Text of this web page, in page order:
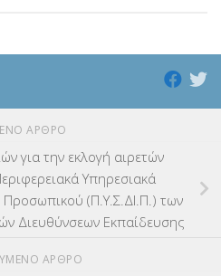
ΆΡΘΡΟ
για την εκλογή αιρετών
Υπηρεσιακά
Προσωπικού (Π.Υ.Σ.ΔΙ.Π.) των
Διευθύνσεων Εκπαίδευσης
ΆΡΘΡΟ